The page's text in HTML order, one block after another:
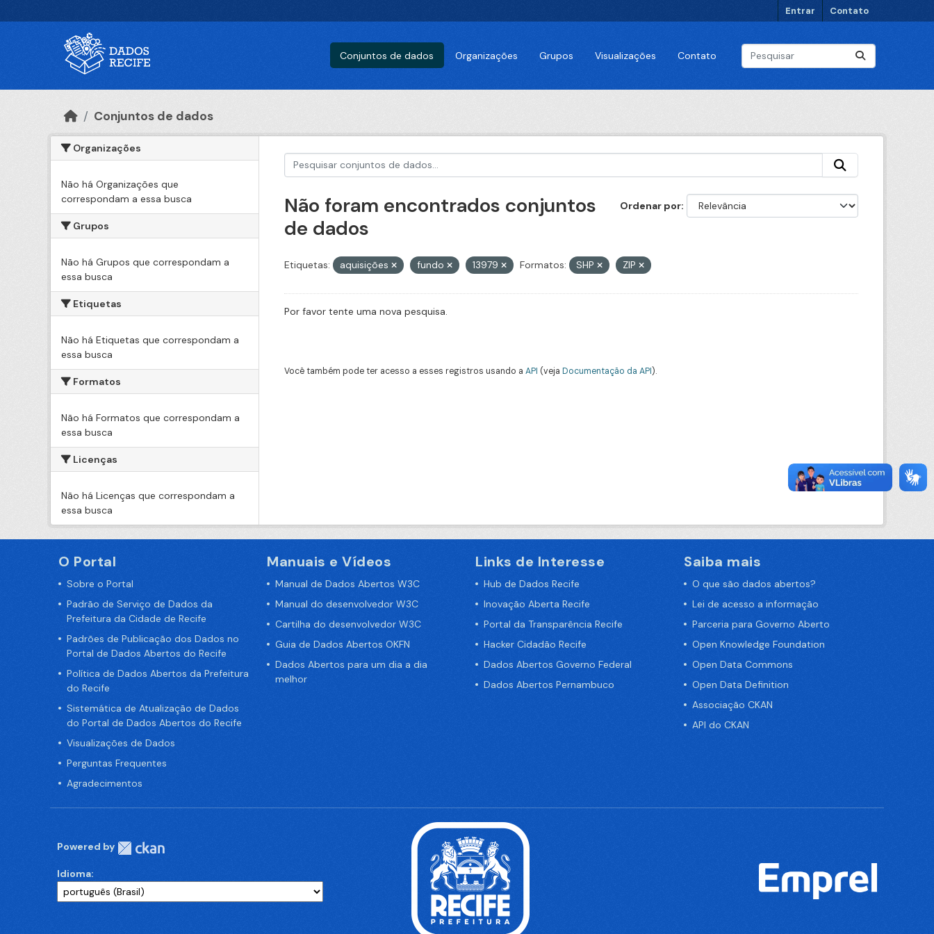
Entrar Contato
Conjuntos de dados Organizações Grupos Visualizações Contato
Conjuntos de dados
Organizações
Não há Organizações que
correspondam a essa busca
Grupos
Não há Grupos que correspondam a
essa busca
Etiquetas
Não há Etiquetas que correspondam a
essa busca
Formatos
Não há Formatos que correspondam a
essa busca
Licenças
Não há Licenças que correspondam a
essa busca
Ordenar por
Não foram encontrados conjuntos
de dados
Etiquetas: aquisições fundo 13979 Formatos: SHP ZIP
Por favor tente uma nova pesquisa.
Você também pode ter acesso a esses registros usando a API (veja Documentação da API).
O Portal
Sobre o Portal
Padrão de Serviço de Dados da
Prefeitura da Cidade de Recife
Padrões de Publicação dos Dados no
Portal de Dados Abertos do Recife
Política de Dados Abertos da Prefeitura
do Recife
Sistemática de Atualização de Dados
do Portal de Dados Abertos do Recife
Visualizações de Dados
Perguntas Frequentes
Agradecimentos
Manuais e Vídeos
Manual de Dados Abertos W3C
Manual do desenvolvedor W3C
Cartilha do desenvolvedor W3C
Guia de Dados Abertos OKFN
Dados Abertos para um dia a dia
melhor
Links de Interesse
Hub de Dados Recife
Inovação Aberta Recife
Portal da Transparência Recife
Hacker Cidadão Recife
Dados Abertos Governo Federal
Dados Abertos Pernambuco
Saiba mais
O que são dados abertos?
Lei de acesso a informação
Parceria para Governo Aberto
Open Knowledge Foundation
Open Data Commons
Open Data Definition
Associação CKAN
API do CKAN
Powered by
Idioma